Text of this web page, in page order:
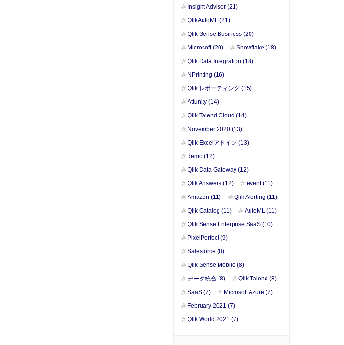
Insight Advisor (21)
QlikAutoML (21)
Qlik Sense Business (20)
Microsoft (20)
Snowflake (18)
Qlik Data Integration (18)
NPrinting (16)
Qlik レポーティング (15)
Attunity (14)
Qlik Talend Cloud (14)
November 2020 (13)
Qlik Excelアドイン (13)
demo (12)
Qlik Data Gateway (12)
Qlik Answers (12)
event (11)
Amazon (11)
Qlik Alerting (11)
Qlik Catalog (11)
AutoML (11)
Qlik Sense Enterprise SaaS (10)
PixelPerfect (9)
Salesforce (8)
Qlik Sense Mobile (8)
データ統合 (8)
Qlik Talend (8)
SaaS (7)
Microsoft Azure (7)
February 2021 (7)
Qlik World 2021 (7)